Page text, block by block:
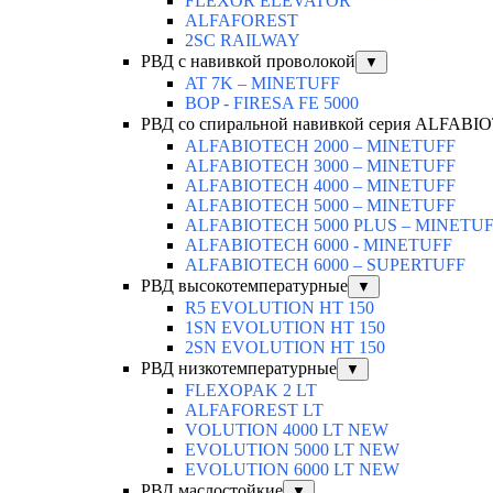
ALFAFOREST
2SC RAILWAY
РВД с навивкой проволокой
▼
AT 7K – MINETUFF
BOP - FIRESA FE 5000
РВД со спиральной навивкой серия
ALFABIOTECH 2000 – MINETUFF
ALFABIOTECH 3000 – MINETUFF
ALFABIOTECH 4000 – MINETUFF
ALFABIOTECH 5000 – MINETUFF
ALFABIOTECH 5000 PLUS –
ALFABIOTECH 6000 - MINETUFF
ALFABIOTECH 6000 – SUPERTUFF
РВД высокотемпературные
▼
R5 EVOLUTION HT 150
1SN EVOLUTION HT 150
2SN EVOLUTION HT 150
РВД низкотемпературные
▼
FLEXOPAK 2 LT
ALFAFOREST LT
VOLUTION 4000 LT NEW
EVOLUTION 5000 LT NEW
EVOLUTION 6000 LT NEW